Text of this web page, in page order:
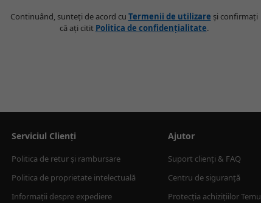
Continuând, sunteți de acord cu Termenii de utilizare și confirmați
că ați citit Politica de confidențialitate.
Serviciul Clienți
Politica de retur și rambursare
Politica de proprietate intelectuală
Informații despre expediere
Ajutor
Suport clienți & FAQ
Centru de siguranță
Protecția achizițiilor Temu